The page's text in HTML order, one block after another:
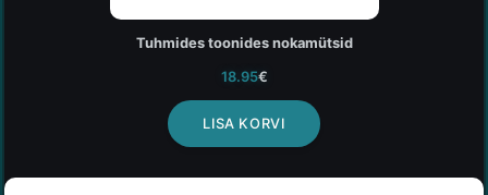
Tuhmides toonides nokamütsid
18.95€
LISA KORVI